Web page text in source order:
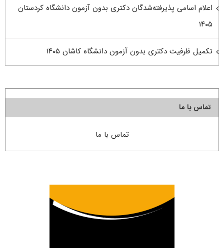
اعلام اسامی پذیرفته‌شدگان دکتری بدون آزمون دانشگاه کردستان
۱۴۰۵
تکمیل ظرفیت دکتری بدون آزمون دانشگاه کاشان ۱۴۰۵
تماس با ما
تماس با ما